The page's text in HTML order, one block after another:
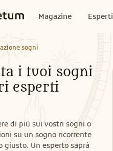
Magazine Esperti
sogni
i tuoi sogni
esperti
di più sui vostri sogni o
su un sogno ricorrente
giusto. Un esperto saprà